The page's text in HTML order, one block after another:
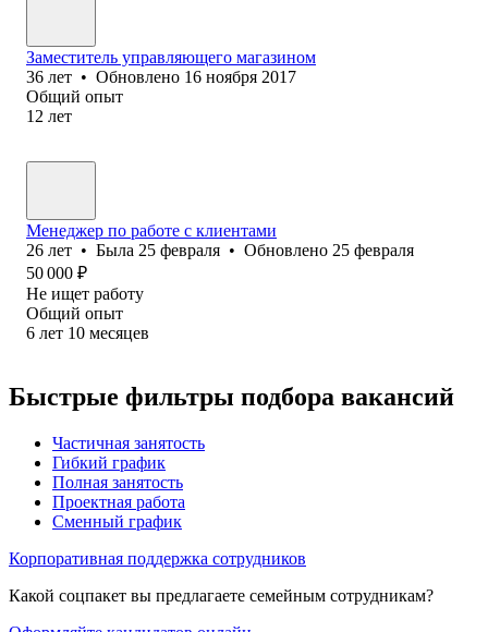
Заместитель управляющего магазином
36 лет • Обновлено 16 ноября 2017
Общий опыт
12 лет
Менеджер по работе с клиентами
26 лет • Была 25 февраля • Обновлено 25 февраля
50 000 ₽
Не ищет работу
Общий опыт
6 лет 10 месяцев
Быстрые фильтры подбора вакансий
Частичная занятость
Гибкий график
Полная занятость
Проектная работа
Сменный график
Корпоративная поддержка сотрудников
Какой соцпакет вы предлагаете семейным сотрудникам?